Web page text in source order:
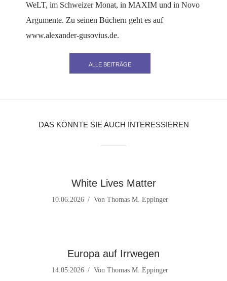
WeLT, im Schweizer Monat, in MAXIM und in Novo
Argumente. Zu seinen Büchern geht es auf
www.alexander-gusovius.de.
ALLE BEITRÄGE
DAS KÖNNTE SIE AUCH INTERESSIEREN
White Lives Matter
10.06.2026 Von Thomas M. Eppinger
Europa auf Irrwegen
14.05.2026 Von Thomas M. Eppinger